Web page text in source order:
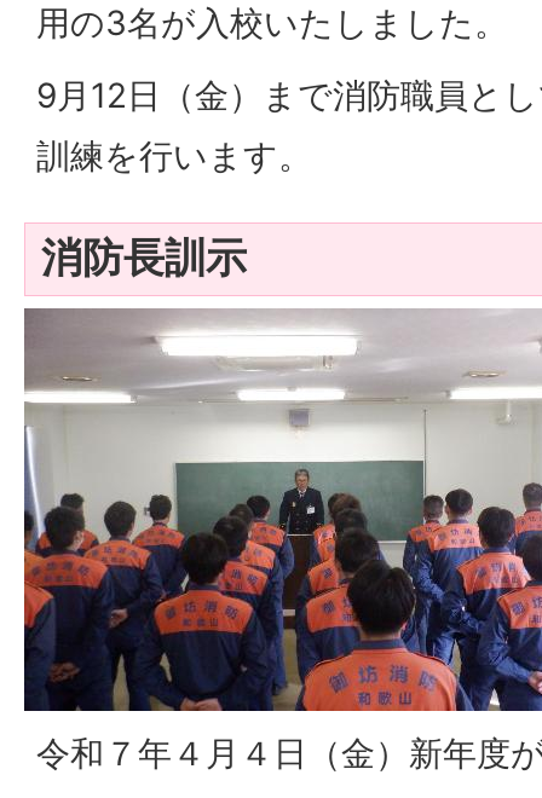
用の3名が入校いたしました。
9月12日（金）まで消防職員と
訓練を行います。
消防長訓示
令和７年４月４日（金）新年度